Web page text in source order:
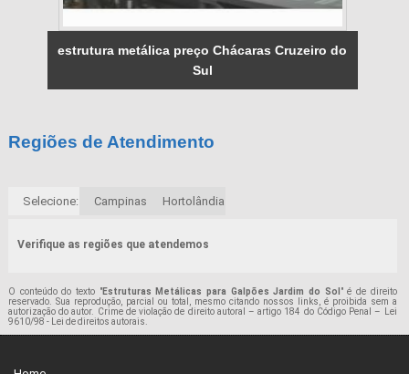
estrutura metálica preço Chácaras Cruzeiro do
Sul
Regiões de Atendimento
Selecione: Campinas Hortolândia
Verifique as regiões que atendemos
O conteúdo do texto "Estruturas Metálicas para Galpões Jardim do Sol " é de direito
reservado. Sua reprodução, parcial ou total, mesmo citando nossos links, é proibida sem a
autorização do autor. Crime de violação de direito autoral – artigo 184 do Código Penal –
Lei
9610/98 - Lei de direitos autorais